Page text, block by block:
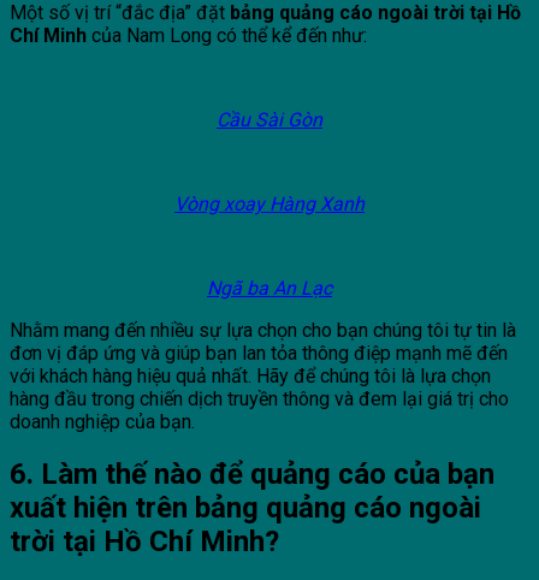
Một số vị trí “đắc địa” đặt bảng quảng cáo ngoài trời tại Hồ
Chí Minh của Nam Long có thể kể đến như:
Cầu Sài Gòn
Vòng xoay Hàng Xanh
Ngã ba An Lạc
Nhằm mang đến nhiều sự lựa chọn cho bạn chúng tôi tự tin là
đơn vị đáp ứng và giúp bạn lan tỏa thông điệp mạnh mẽ đến
với khách hàng hiệu quả nhất. Hãy để chúng tôi là lựa chọn
hàng đầu trong chiến dịch truyền thông và đem lại giá trị cho
doanh nghiệp của bạn.
6. Làm thế nào để quảng cáo của bạn
xuất hiện trên bảng quảng cáo ngoài
trời tại Hồ Chí Minh?